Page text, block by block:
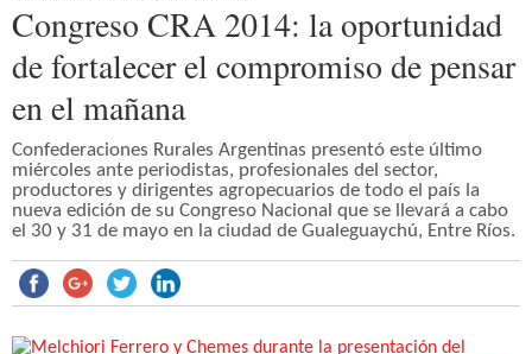
Congreso CRA 2014: la oportunidad
de fortalecer el compromiso de pensar
en el mañana
Confederaciones Rurales Argentinas presentó este último
miércoles ante periodistas, profesionales del sector,
productores y dirigentes agropecuarios de todo el país la
nueva edición de su Congreso Nacional que se llevará a cabo
el 30 y 31 de mayo en la ciudad de Gualeguaychú, Entre Ríos.